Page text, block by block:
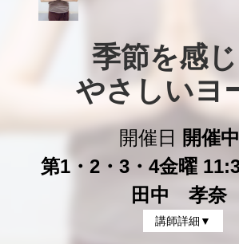
季節を感
やさしいヨ
開催日
開催中
第1・2・3・4金曜
田中 孝奈
講師詳細▼